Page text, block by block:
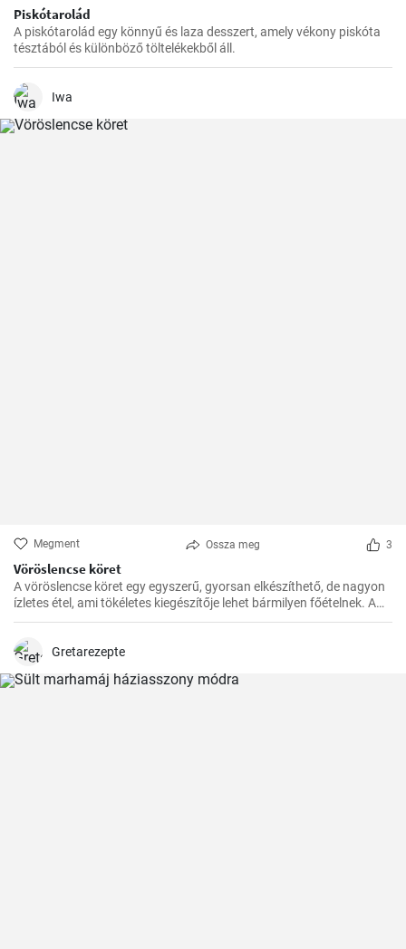
Piskótarolád
A piskótarolád egy könnyű és laza desszert, amely vékony piskóta
tésztából és különböző töltelékekből áll.
Iwa
Megment Ossza meg 3
Vöröslencse köret
A vöröslencse köret egy egyszerű, gyorsan elkészíthető, de nagyon
ízletes étel, ami tökéletes kiegészítője lehet bármilyen főételnek. A
lencse nagyon egészséges, remek fehérje- és rostforrás, így jól illik a
Gretarezepte